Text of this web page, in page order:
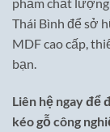
Thái Bình để sở
MDF cao cấp,
bạn.
Liên hệ ngay để
kéo gỗ công